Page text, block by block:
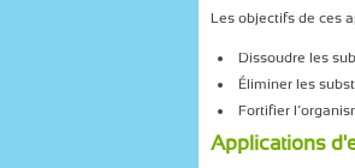
Les objectifs de ces
Dissoudre les
Éliminer les
Fortifier
Applications